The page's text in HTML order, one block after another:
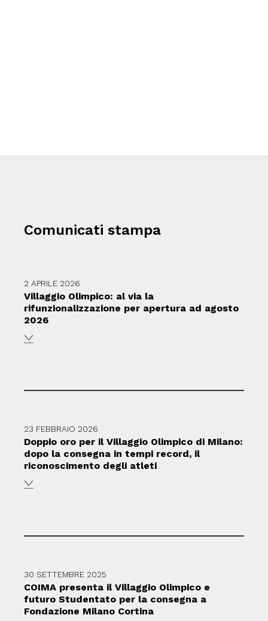
Comunicati stampa
2 APRILE 2026
Villaggio Olimpico: al via la
rifunzionalizzazione per apertura ad agosto
2026
23 FEBBRAIO 2026
Doppio oro per il Villaggio Olimpico di Milano:
dopo la consegna in tempi record, il
riconoscimento degli atleti
30 SETTEMBRE 2025
COIMA presenta il Villaggio Olimpico e
futuro Studentato per la consegna a
Fondazione Milano Cortina